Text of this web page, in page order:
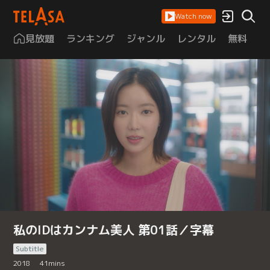
Watch now
見放題 ランキング ジャンル レンタル 無料
私のIDはカンナム美人 第01話／字幕
Subtitle
2018
41mins